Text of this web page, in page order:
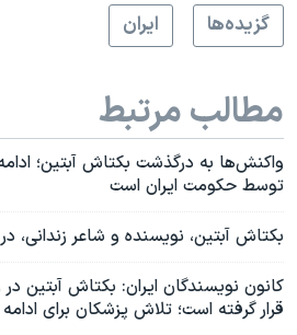
گزيده‌ها
ايران
مطالب مرتبط
واکنش‌ها به درگذشت بکتاش آبتین؛
توسط حکومت ایران است
بکتاش آبتین، نویسنده و شاعر زندانی،
کانون نویسندگان ایران: بکتاش
قرار گرفته است؛ تلاش پزشکان برای